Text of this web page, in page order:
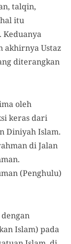
talqin,
itu
Keduanya
akhirnya Ustaz
diterangkan
oleh
keras dari
Diniyah Islam.
di Jalan
(Penghulu)
Islam) pada